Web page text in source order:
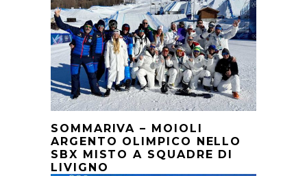
SOMMARIVA – MOIOLI
ARGENTO OLIMPICO NELLO
SBX MISTO A SQUADRE DI
LIVIGNO